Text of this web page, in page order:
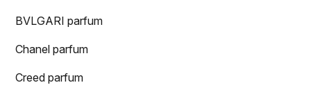
BVLGARI parfum
Chanel parfum
Creed parfum